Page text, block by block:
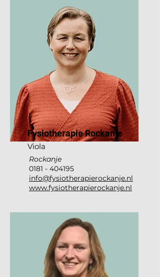
Fysiotherapie Rockanje
Viola
Rockanje
0181 - 404195
info@fysiotherapierockanje.nl
www.fysiotherapierockanje.nl